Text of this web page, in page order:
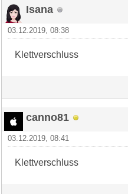
Isana
03.12.2019, 08:38
Klettverschluss
canno81
03.12.2019, 08:41
Klettverschluss